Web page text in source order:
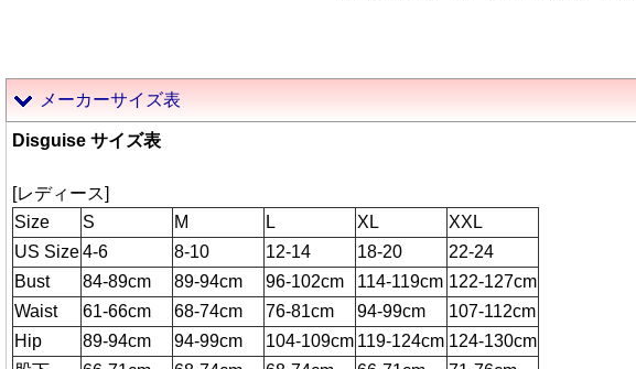
メーカーサイズ表
Disguise サイズ表
[レディース]
Size
S M L XL
XXL
US Size4-6 8-10 12-14 18-20
22-24
Bust
84-89cm 89-94cm 96-102cm 114-119cm 122-127cm
Waist
61-66cm 68-74cm 76-81cm 94-99cm
107-112cm
Hip
89-94cm 94-99cm 104-109cm 119-124cm 124-130cm